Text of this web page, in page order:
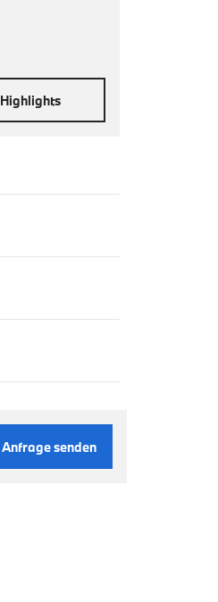
Highlights
Anfrage senden